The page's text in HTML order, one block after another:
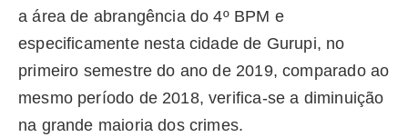
a área de abrangência do 4º BPM e
especificamente nesta cidade de Gurupi, no
primeiro semestre do ano de 2019, comparado ao
mesmo período de 2018, verifica-se a diminuição
na grande maioria dos crimes.